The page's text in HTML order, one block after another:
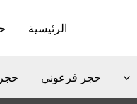
الرئيسية
حجر فرعوني